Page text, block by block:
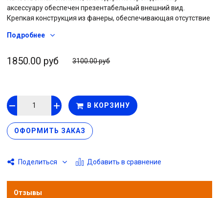
аксессуару обеспечен презентабельный внешний вид.
Крепкая конструкция из фанеры, обеспечивающая отсутствие
бардачка с отделкой звукоизолирующими материалами.
Подробнее
1850.00 руб 3100.00 руб
В КОРЗИНУ
ОФОРМИТЬ ЗАКАЗ
Поделиться Добавить в сравнение
Отзывы